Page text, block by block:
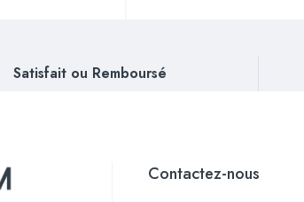
Satisfait ou Remboursé
Contactez-nous